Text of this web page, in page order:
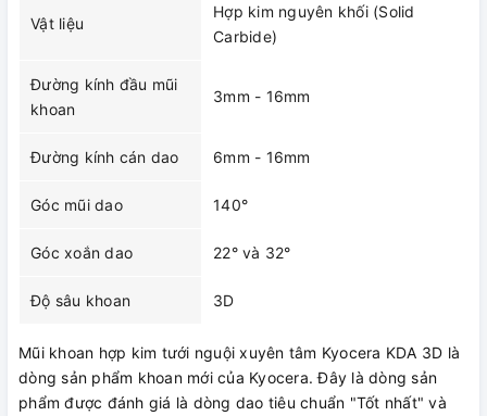
Vật liệu
Hợp kim nguyên khối (Solid
Carbide)
Đường kính đầu mũi
khoan
3mm - 16mm
Đường kính cán dao 6mm - 16mm
Góc mũi dao 140°
Góc xoắn dao 22° và 32°
Độ sâu khoan 3D
Mũi khoan hợp kim tưới nguội xuyên tâm Kyocera KDA 3D là
dòng sản phẩm khoan mới của Kyocera. Đây là dòng sản
phẩm được đánh giá là dòng dao tiêu chuẩn "Tốt nhất" và